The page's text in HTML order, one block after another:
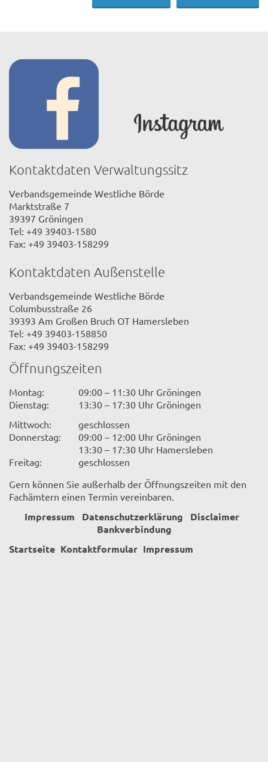
Kontaktdaten Verwaltungssitz
Verbandsgemeinde Westliche Börde
Marktstraße 7
39397 Gröningen
Tel: +49 39403-1580
Fax: +49 39403-158299
Kontaktdaten Außenstelle
Verbandsgemeinde Westliche Börde
Columbusstraße 26
39393 Am Großen Bruch OT Hamersleben
Tel: +49 39403-158850
Fax: +49 39403-158299
Öffnungszeiten
Montag:
09:00 – 11:30 Uhr Gröningen
Dienstag:
13:30 – 17:30 Uhr Gröningen
Mittwoch:
geschlossen
Donnerstag:
09:00 – 12:00 Uhr Gröningen
13:30 – 17:30 Uhr Hamersleben
Freitag:
geschlossen
Gern können Sie außerhalb der Öffnungszeiten mit den
Fachämtern einen Termin vereinbaren.
Impressum Datenschutzerklärung
Disclaimer
Bankverbindung
Startseite Kontaktformular Impressum